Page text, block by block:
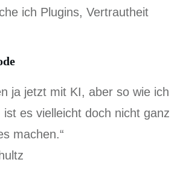
ich Plugins, Vertrautheit
ja jetzt mit KI, aber so wie ich
ist es vielleicht doch nicht ganz
machen.“